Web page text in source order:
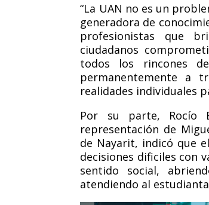
“La UAN no es un
generadora de
profesionistas que
ciudadanos
todos los rincones
permanentemente a
realidades individuales
Por su parte, Rocío
representación de
de Nayarit, indicó que
decisiones dificiles con
sentido social,
atendiendo al